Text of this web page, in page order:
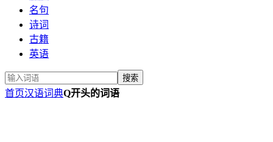
名句
诗词
古籍
英语
首页汉语词典Q开头的词语